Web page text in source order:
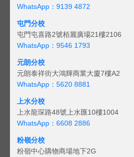
WhatsApp：9139 4872
屯門分校
屯門屯喜路2號栢麗廣場21樓2106
WhatsApp：9546 1793
元朗分校
元朗泰祥街大鴻輝商業大廈7樓A2
WhatsApp：5620 8881
上水分校
上水龍琛路48號上水匯10樓1004
WhatsApp：6608 2886
粉嶺分校
粉嶺中心購物商場地下2G